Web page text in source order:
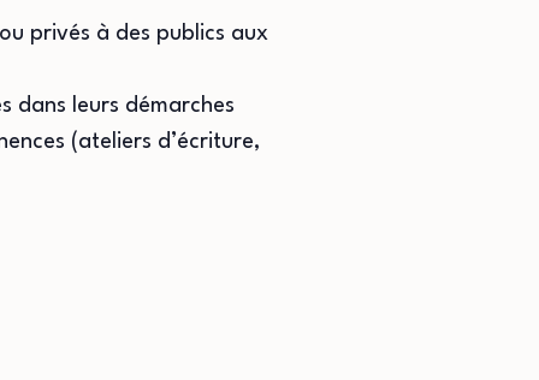
privés à des publics aux
dans leurs démarches
(ateliers d’écriture,